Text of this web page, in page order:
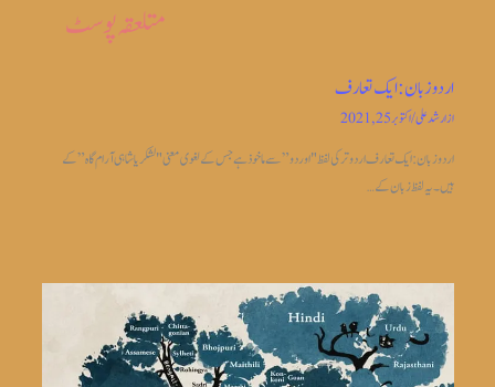
متلعقہ پوسٹ
اردو زبان: ایک تعارف
ازارشد علی/اکتوبر 25, 2021
اردو زبان: ایک تعارف اردو ترکی لفظ "اوردو” سے ماخوذ ہے جس کے لغوی معنی "لشکریا شاہی آرام گاہ” کے
ہیں۔ یہ لفظ زبان کے…